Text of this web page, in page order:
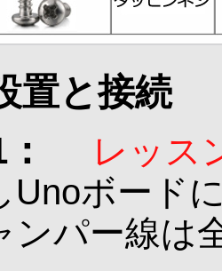
置と接続
：
レッス
Unoボード
ンパー線は